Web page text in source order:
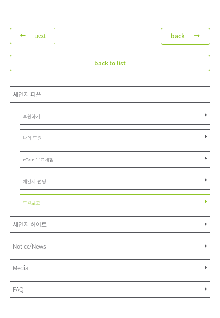
back
next
back to list
체인지 피플
후원하기
나의 후원
i-Care 무료체험
체인지 펀딩
후원보고
체인지 히어로
Notice/News
Media
FAQ